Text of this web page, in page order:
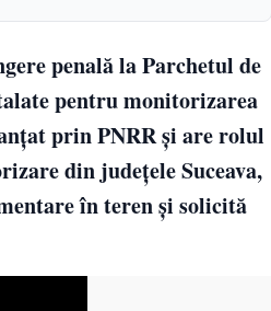
penală la Parchetul de
pentru monitorizarea
prin PNRR și are rolul
din județele Suceava,
în teren și solicită